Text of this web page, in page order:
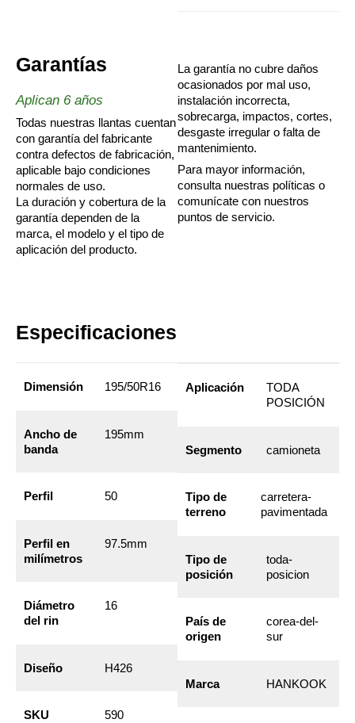
Garantías
Aplican 6 años
Todas nuestras llantas cuentan
con garantía del fabricante
contra defectos de fabricación,
aplicable bajo condiciones
normales de uso.
La duración y cobertura de la
garantía dependen de la
marca, el modelo y el tipo de
aplicación del producto.
La garantía no cubre daños
ocasionados por mal uso,
instalación incorrecta,
sobrecarga, impactos, cortes,
desgaste irregular o falta de
mantenimiento.
Para mayor información,
consulta nuestras políticas o
comunícate con nuestros
puntos de servicio.
Especificaciones
Dimensión 195/50R16
Ancho de
banda
195mm
Perfil 50
Perfil en
milímetros
97.5mm
Diámetro
del rin
16
Diseño H426
SKU 590
Aplicación
TODA
POSICIÓN
Segmento camioneta
Tipo de
terreno
carretera-
pavimentada
Tipo de
posición
toda-
posicion
País de
origen
corea-del-
sur
Marca HANKOOK